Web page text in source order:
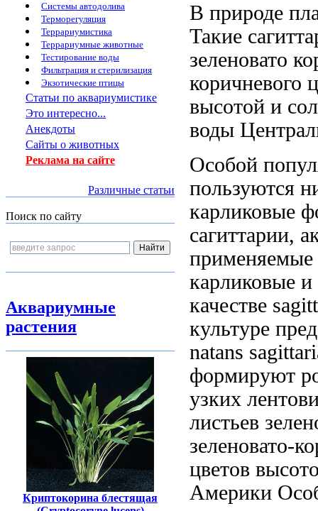
Системы автодолива
Терморегуляция
Террариумистика
Террариумные животные
Тестирование воды
Фильтрация и стерилизация
Экзотические птицы
Статьи по аквариумистике
Это интересно...
Анекдоты
Сайты о животных
Реклама на сайте
Различные статьи
Поиск по сайту
Аквариумные
растения
Криптокорина блестящая
В природе
Такие
зеленовато
коричневого
высотой и
воды
Особой
пользуются
карликовые
сагиттарии,
карликовые и
качестве
культуре
natans
формируют
узких
листьев
зеленовато-
цветов
Америки